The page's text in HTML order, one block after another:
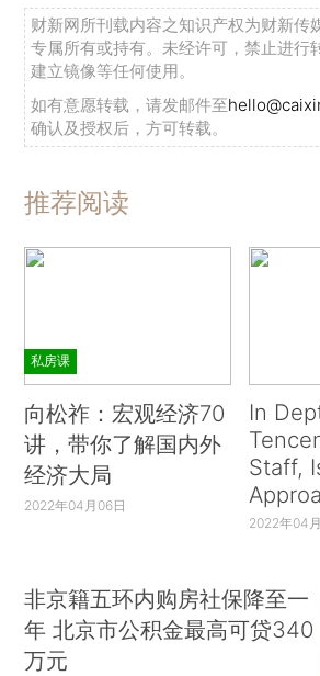
财新网所刊载内容之知识产权为财新传
专属所有或持有。未经许可，禁止进行
建立镜像等任何使用。
如有意愿转载，请发邮件至
确认及授权后，方可转载。
推荐阅读
私房课
向松祚：宏观经济70
讲，带你了解国内外
经济大局
2022年04月06日
In
Staff,
2022年04
非京籍五环内购房社保降至一
年 北京市公积金最高可贷340
万元